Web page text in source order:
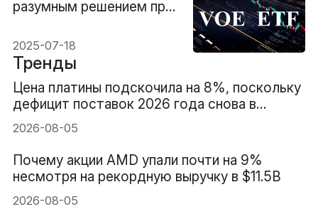
разумным решением при
со средней
капитализацией?
2025-07-18
Тренды
Цена платины подскочила на 8%, поскольку
дефицит поставок 2026 года снова в
центре внимания
2026-08-05
Почему акции AMD упали почти на 9%
несмотря на рекордную выручку в $11.5B
2026-08-05